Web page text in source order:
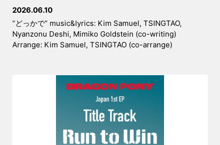
2024.08.02
リリックラボ第28期への参加を募集し
ます！詳しくはサイトのABOUTからチ
ホームスタジオ【magodai studio】を
LINKSに追加しました！
ホームスタジオ【magodai studio】完
2026.06.10
“どっかで” music&lyrics: Kim Samuel, TSINGTAO,
Nyanzonu Deshi, Mimiko Goldstein (co-writing)
Arrange: Kim Samuel, TSINGTAO (co-arrange)